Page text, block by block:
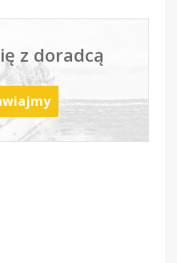
z doradcą